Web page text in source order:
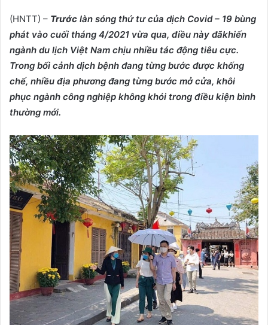
(HNTT) – Trước làn sóng thứ tư của dịch Covid– 19 bùng
phát vào cuối tháng 4/2021 vừa qua, điều này đãkhiến
ngành du lịch Việt Nam chịu nhiều tác động tiêu cực.
Trong bối cảnh dịch bệnh đang từng bước được khống
chế, nhiều địa phương đang từng bước mở cửa, khôi
phục ngành công nghiệp không khói trong điều kiện bình
thường mới.